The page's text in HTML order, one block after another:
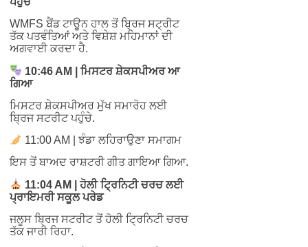
WMFS ਬੈਂਡ ਟਾਊਨ ਹਾਲ ਤੋਂ ਬ੍ਰਿਜ ਸਟ੍ਰੀਟ
ਤੱਕ ਪਤਵੰਤਿਆਂ ਅਤੇ ਵਿਸ਼ੇਸ਼ ਮਹਿਮਾਨਾਂ ਦੀ
ਅਗਵਾਈ ਕਰਦਾ ਹੈ.
10:46 AM | ਮਿਸਟਰ ਸ਼ੇਕਸਪੀਅਰ ਆ
ਗਿਆ
ਮਿਸਟਰ ਸ਼ੇਕਸਪੀਅਰ ਮੁੱਖ ਸਮਾਰੋਹ ਲਈ
ਬ੍ਰਿਜ ਸਟਰੀਟ ਪਹੁੰਚੇ.
11:00 AM | ਝੰਡਾ ਲਹਿਰਾਉਣਾ ਸਮਾਗਮ
ਇਸ ਤੋਂ ਬਾਅਦ ਰਾਸ਼ਟਰੀ ਗੀਤ ਗਾਇਆ ਗਿਆ.
11:04 AM | ਹੋਲੀ ਟ੍ਰਿਨਿਟੀ ਚਰਚ ਲਈ
ਪ੍ਰਾਇਮਰੀ ਸਕੂਲ ਪਰੇਡ
ਜਲੂਸ ਬ੍ਰਿਜ ਸਟਰੀਟ ਤੋਂ ਹੋਲੀ ਟ੍ਰਿਨਿਟੀ ਚਰਚ
ਤੱਕ ਜਾਰੀ ਰਿਹਾ.